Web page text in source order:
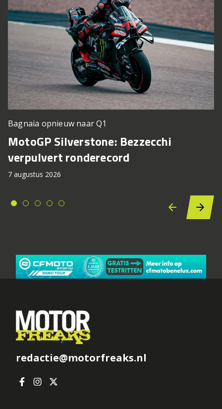
Bagnaia opnieuw naar Q1
MotoGP Silverstone: Bezzecchi
verpulvert ronderecord
7 augustus 2026
redactie@motorfreaks.nl